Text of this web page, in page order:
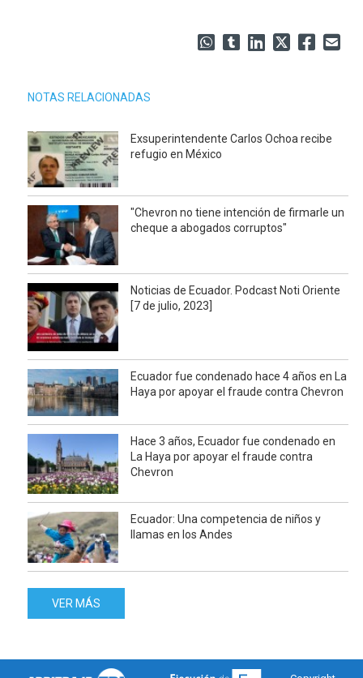
NOTAS RELACIONADAS
Exsuperintendente Carlos Ochoa recibe
refugio en México
"Chevron no tiene intención de firmarle un
cheque a abogados corruptos"
Noticias de Ecuador. Podcast Noti Oriente
[7 de julio, 2023]
Ecuador fue condenado hace 4 años en La
Haya por apoyar el fraude contra Chevron
Hace 3 años, Ecuador fue condenado en
La Haya por apoyar el fraude contra
Chevron
Ecuador: Una competencia de niños y
llamas en los Andes
VER MÁS